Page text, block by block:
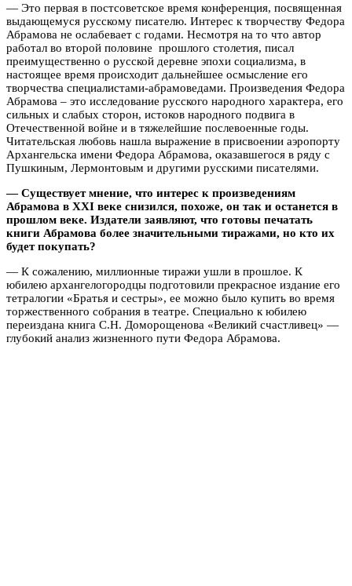
— Это первая в постсоветское время конференция, посвященная
выдающемуся русскому писателю. Интерес к творчеству Федора
Абрамова не ослабевает с годами. Несмотря на то что автор
работал во второй половине прошлого столетия, писал
преимущественно о русской деревне эпохи социализма, в
настоящее время происходит дальнейшее осмысление его
творчества специалистами-абрамоведами. Произведения Федора
Абрамова – это исследование русского народного характера, его
сильных и слабых сторон, истоков народного подвига в
Отечественной войне и в тяжелейшие послевоенные годы.
Читательская любовь нашла выражение в присвоении аэропорту
Архангельска имени Федора Абрамова, оказавшегося в ряду с
Пушкиным, Лермонтовым и другими русскими писателями.
— Существует мнение, что интерес к произведениям
Абрамова в XXI веке снизился, похоже, он так и останется в
прошлом веке. Издатели заявляют, что готовы печатать
книги Абрамова более значительными тиражами, но кто их
будет покупать?
— К сожалению, миллионные тиражи ушли в прошлое. К
юбилею архангелогородцы подготовили прекрасное издание его
тетралогии «Братья и сестры», ее можно было купить во время
торжественного собрания в театре. Специально к юбилею
переиздана книга С.Н. Доморощенова «Великий счастливец» —
глубокий анализ жизненного пути Федора Абрамова.